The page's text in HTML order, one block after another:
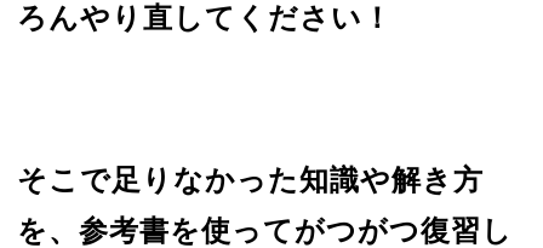
ろんやり直してください！
そこで足りなかった知識や解き方
を、参考書を使ってがつがつ復習し